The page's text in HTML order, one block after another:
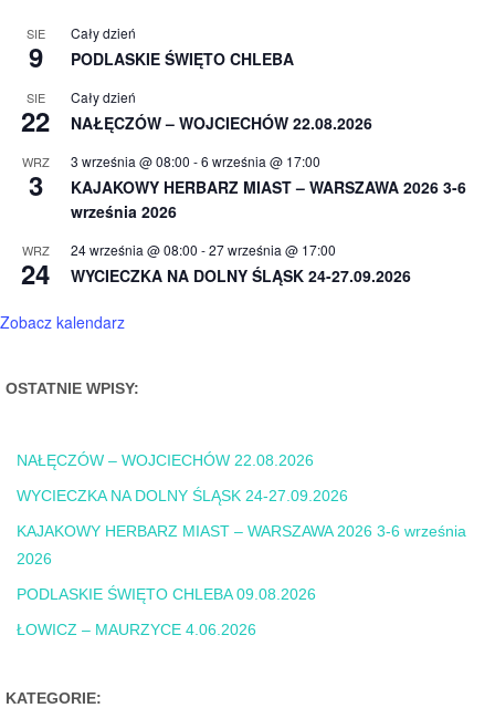
SIE
9
Cały dzień
PODLASKIE ŚWIĘTO CHLEBA
SIE
22
Cały dzień
NAŁĘCZÓW – WOJCIECHÓW 22.08.2026
WRZ
3
3 września @ 08:00 -6 września @ 17:00
KAJAKOWY HERBARZ MIAST – WARSZAWA 2026 3-6
września 2026
WRZ
24
24 września @ 08:00 -27 września @ 17:00
WYCIECZKA NA DOLNY ŚLĄSK 24-27.09.2026
Zobacz kalendarz
OSTATNIE WPISY:
NAŁĘCZÓW – WOJCIECHÓW 22.08.2026
WYCIECZKA NA DOLNY ŚLĄSK 24-27.09.2026
KAJAKOWY HERBARZ MIAST – WARSZAWA 2026 3-6 września
2026
PODLASKIE ŚWIĘTO CHLEBA 09.08.2026
ŁOWICZ – MAURZYCE 4.06.2026
KATEGORIE: